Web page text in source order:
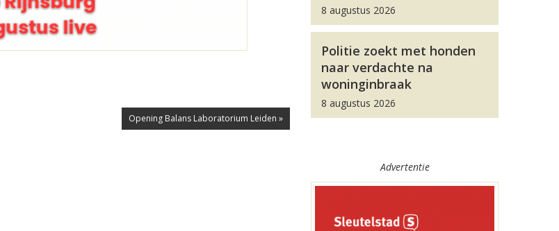
Opening Balans Laboratorium Leiden »
8 augustus 2026
Politie zoekt met honden
naar verdachte na
woninginbraak
8 augustus 2026
Advertentie